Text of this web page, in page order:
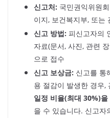
신고처: 국민권익위원회
이지, 보건복지부, 또는
신고 방법: 피신고자의
자료(문서, 사진, 관련
으로 접수
신고 보상금: 신고를 통
용 절감이 발생한 경우,
일정 비율(최대 30%)
을 수 있습니다. 신고자